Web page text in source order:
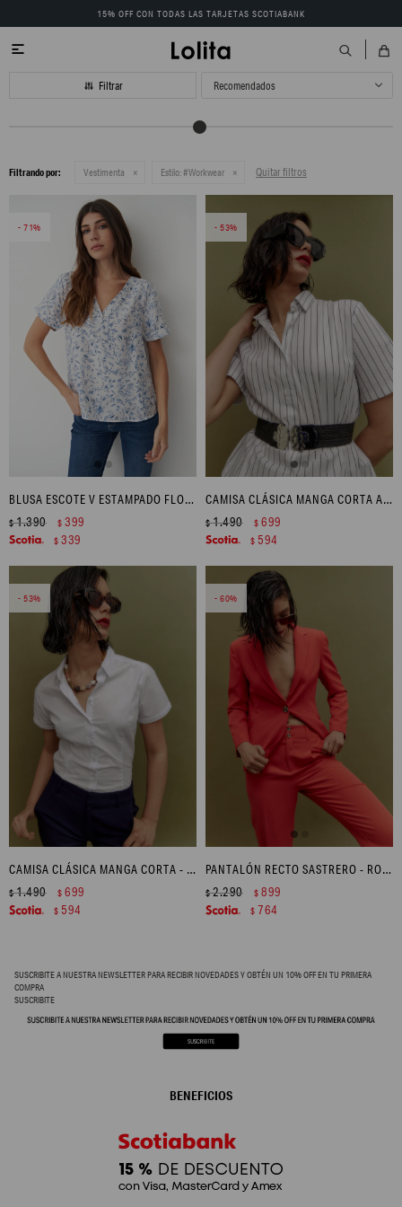
15% OFF CON TODAS LAS TARJETAS SCOTIABANK

Recomendados
Filtrando por: Vestimenta Estilo:#Workwear Quitar filtros
71
BLUSA ESCOTE V ESTAMPADO FLORAL - CELESTE
$1.390 $ 399
$ 339
53
CAMISA CLÁSICA MANGA CORTA A RAYAS - AZUL MARINO
$1.490 $ 699
$ 594
53
CAMISA CLÁSICA MANGA CORTA - BLANCO
$1.490 $ 699
$ 594
60
PANTALÓN RECTO SASTRERO - ROJO
$2.290 $ 899
$ 764
SUSCRIBITE A NUESTRA NEWSLETTER PARA RECIBIR NOVEDADES Y OBTÉN UN 10% OFF EN TU PRIMERA
COMPRA
SUSCRIBITE
BENEFICIOS